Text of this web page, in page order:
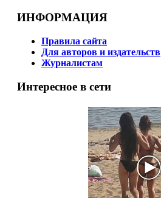
ИНФОРМАЦИЯ
Правила сайта
Для авторов и издательств
Журналистам
Интересное в сети